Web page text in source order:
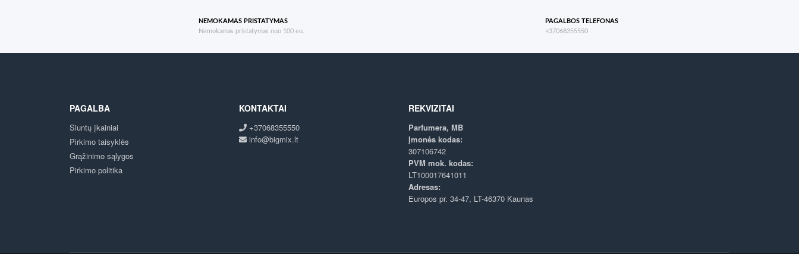
NEMOKAMAS PRISTATYMAS
Nemokamas pristatymas nuo 100 eu.
PAGALBOS TELEFONAS
+37068355550
PAGALBA
Siuntų įkainiai
Pirkimo taisyklės
Grąžinimo sąlygos
Pirkimo politika
KONTAKTAI
+37068355550
info@bigmix.lt
REKVIZITAI
Parfumera, MB
Įmonės kodas:
307106742
PVM mok. kodas:
LT100017641011
Adresas:
Europos pr. 34-47, LT-46370 Kaunas